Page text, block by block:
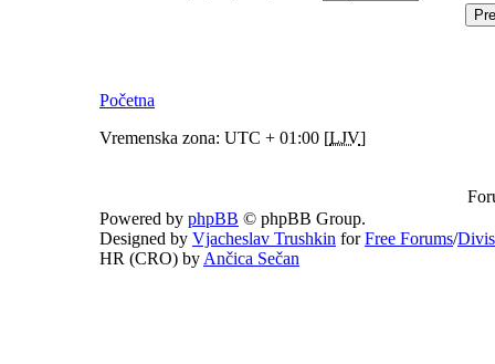
Početna
Vremenska zona: UTC + 01:00 [LJV]
Powered by phpBB © phpBB Group.
Designed by Vjacheslav Trushkin forFree Forums/
HR (CRO) by Ančica Sečan